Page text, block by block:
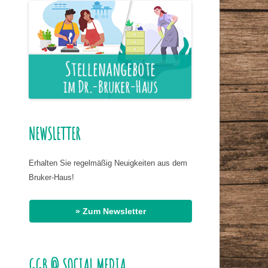
HASSAN EL
DR. BIRMANNS
NAHRUNG
Office 365 Outlook Live
NEWSLETTER
Erhalten Sie regelmäßig Neuigkeiten aus dem
Bruker-Haus!
» Zum Newsletter